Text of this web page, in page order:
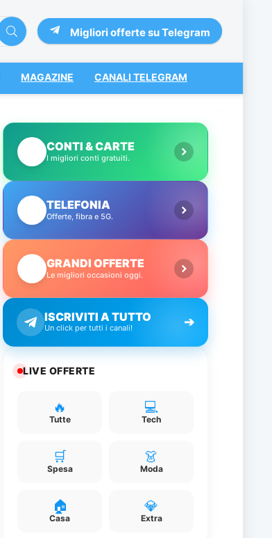
Migliori offerte su Telegram
MAGAZINE CANALI TELEGRAM
CONTI & CARTE
I migliori conti gratuiti.
TELEFONIA
Offerte, fibra e 5G.
GRANDI OFFERTE
Le migliori occasioni oggi.
ISCRIVITI A TUTTO
Un click per tutti i canali! ➔
LIVE OFFERTE
🔥
Tutte
💻
Tech
🛒
Spesa
👗
Moda
🏠
Casa
💎
Extra